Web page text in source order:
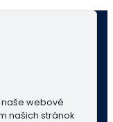
webové
našich stránok